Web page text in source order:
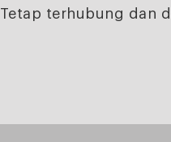
Tetap terhubung dan